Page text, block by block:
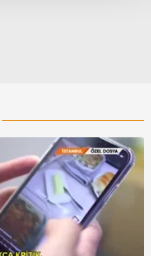
çeşitli kişisel
olan çerezler bilgi
amacıyla
sitemizin daha işlevsel
ve sizlere yönelik
yapılması, amaçlarıyla
kullanılacaktır.
yer alan panel